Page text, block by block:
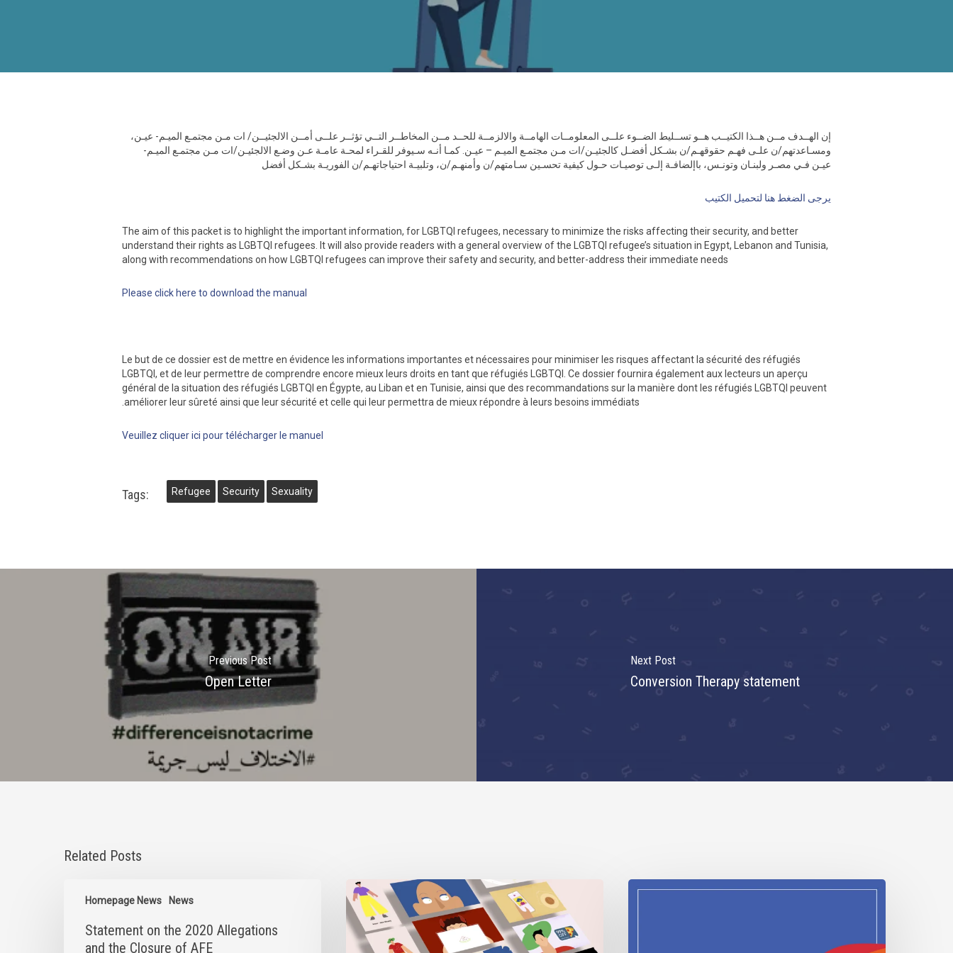
إن الهــدف مــن هــذا الكتيــب هــو تســليط الضــوء علــى المعلومــات الهامــة والالزمــة للحــد مــن المخاطــر التــي تؤثــر علــى أمــن الالجئيــن/ ات مـن مجتمـع الميـم- عيـن،
ومسـاعدتهم/ن علـى فهـم حقوقهـم/ن بشـكل أفضـل كالجئيـن/ات مـن مجتمـع الميـم – عيـن. كمـا أنـه سـيوفر للقـراء لمحـة عامـة عـن وضـع الالجئيـن/ات مـن مجتمـع الميـم-
عيـن فـي مصـر ولبنـان وتونـس، باإلضافـة إلـى توصيـات حـول كيفية تحسـين سـامتهم/ن وأمنهـم/ن، وتلبيـة احتياجاتهـم/ن الفوريـة بشـكل أفضل
يرجى الضغط هنا لتحميل الكتيب
The aim of this packet is to highlight the important information, for LGBTQI refugees, necessary to minimize the risks affecting their security, and better
understand their rights as LGBTQI refugees. It will also provide readers with a general overview of the LGBTQI refugee’s situation in Egypt, Lebanon and Tunisia,
along with recommendations on how LGBTQI refugees can improve their safety and security, and better-address their immediate needs
Please click here to download the manual
Le but de ce dossier est de mettre en évidence les informations importantes et nécessaires pour minimiser les risques affectant la sécurité des réfugiés
LGBTQI, et de leur permettre de comprendre encore mieux leurs droits en tant que réfugiés LGBTQI. Ce dossier fournira également aux lecteurs un aperçu
général de la situation des réfugiés LGBTQI en Égypte, au Liban et en Tunisie, ainsi que des recommandations sur la manière dont les réfugiés LGBTQI peuvent
améliorer leur sûreté ainsi que leur sécurité et celle qui leur permettra de mieux répondre à leurs besoins immédiats.
Veuillez cliquer ici pour télécharger le manuel
Tags: Refugee Security Sexuality
Previous Post
Open Letter
Next Post
Conversion Therapy statement
Related Posts
Homepage News News
Allegations
Statement on the 2020 Allegations
and the Closure of AFE
Digital
Security
Sessions
IDAHOBIT